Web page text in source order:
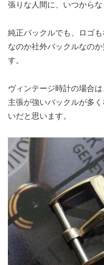
張りな人間に、いつからな
純正バックルでも、ロゴ
なのか社外バックルなの
す。
ヴィンテージ時計の場合
主張が強いバックルが多
いだと思います。